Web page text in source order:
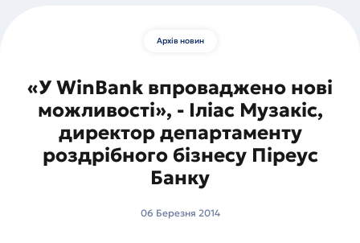
Архів новин
«У WinBank впроваджено нові
можливості», - Іліас Музакіс,
директор департаменту
роздрібного бізнесу Піреус
Банку
06 Березня 2014